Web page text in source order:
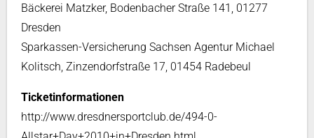
Bäckerei Matzker, Bodenbacher Straße 141, 01277
Dresden
Sparkassen-Versicherung Sachsen Agentur Michael
Kolitsch, Zinzendorfstraße 17, 01454 Radebeul
Ticketinformationen
http://www.dresdnersportclub.de/494-0-